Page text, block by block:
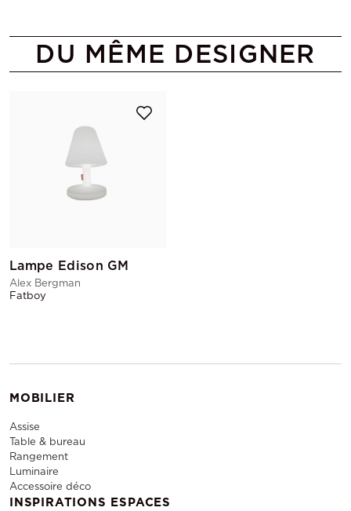
DU MÊME DESIGNER
Lampe Edison GM
Alex Bergman
Fatboy
MOBILIER
Assise
Table & bureau
Rangement
Luminaire
Accessoire déco
INSPIRATIONS ESPACES